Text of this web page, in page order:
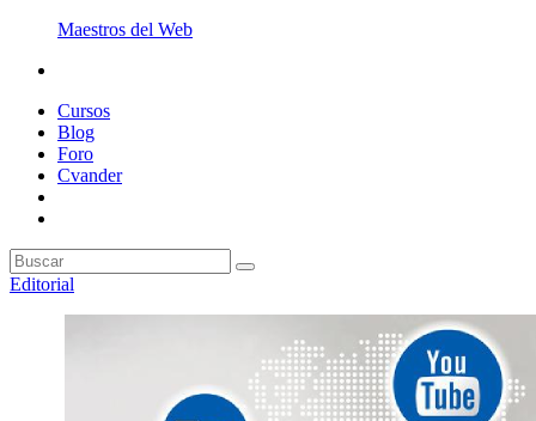
Maestros del Web
Cursos
Blog
Foro
Cvander
Editorial